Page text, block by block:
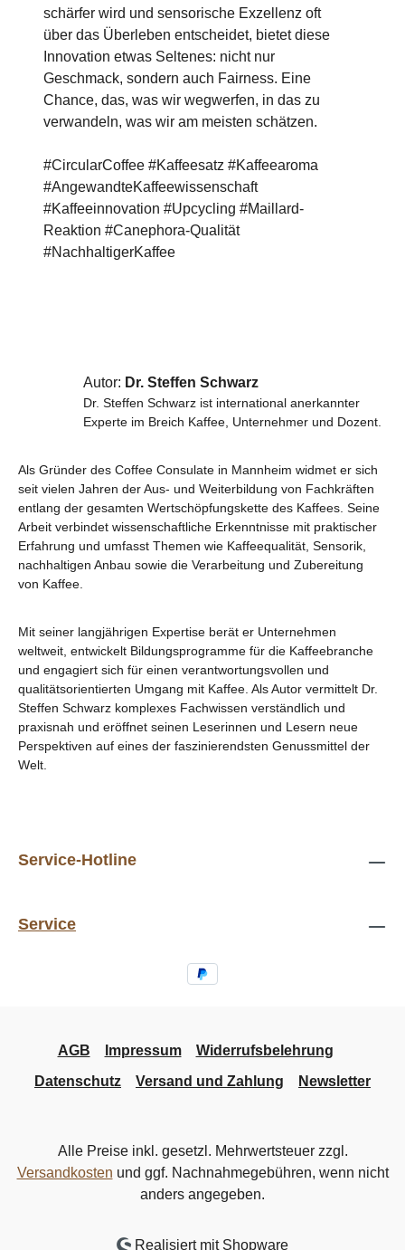
schärfer wird und sensorische Exzellenz oft
über das Überleben entscheidet, bietet diese
Innovation etwas Seltenes: nicht nur
Geschmack, sondern auch Fairness. Eine
Chance, das, was wir wegwerfen, in das zu
verwandeln, was wir am meisten schätzen.
#CircularCoffee #Kaffeesatz #Kaffeearoma
#AngewandteKaffeewissenschaft
#Kaffeeinnovation #Upcycling #Maillard-
Reaktion #Canephora-Qualität
#NachhaltigerKaffee
Autor: Dr. Steffen Schwarz
Dr. Steffen Schwarz ist international anerkannter
Experte im Breich Kaffee, Unternehmer und Dozent.
Als Gründer des Coffee Consulate in Mannheim widmet er sich
seit vielen Jahren der Aus- und Weiterbildung von Fachkräften
entlang der gesamten Wertschöpfungskette des Kaffees. Seine
Arbeit verbindet wissenschaftliche Erkenntnisse mit praktischer
Erfahrung und umfasst Themen wie Kaffeequalität, Sensorik,
nachhaltigen Anbau sowie die Verarbeitung und Zubereitung
von Kaffee.
Mit seiner langjährigen Expertise berät er Unternehmen
weltweit, entwickelt Bildungsprogramme für die Kaffeebranche
und engagiert sich für einen verantwortungsvollen und
qualitätsorientierten Umgang mit Kaffee. Als Autor vermittelt Dr.
Steffen Schwarz komplexes Fachwissen verständlich und
praxisnah und eröffnet seinen Leserinnen und Lesern neue
Perspektiven auf eines der faszinierendsten Genussmittel der
Welt.
Service-Hotline
Service
AGB Impressum
Widerrufsbelehrung
Datenschutz
Versand und Zahlung Newsletter
Alle Preise inkl. gesetzl. Mehrwertsteuer zzgl.
Versandkosten und ggf. Nachnahmegebühren, wenn nicht
anders angegeben.
Realisiert mit Shopware